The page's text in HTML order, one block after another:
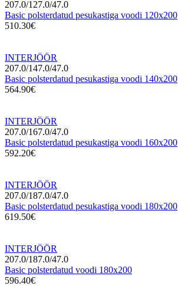
207.0/127.0/47.0
Basic polsterdatud pesukastiga voodi 120x200
510.30€
INTERJÖÖR
207.0/147.0/47.0
Basic polsterdatud pesukastiga voodi 140x200
564.90€
INTERJÖÖR
207.0/167.0/47.0
Basic polsterdatud pesukastiga voodi 160x200
592.20€
INTERJÖÖR
207.0/187.0/47.0
Basic polsterdatud pesukastiga voodi 180x200
619.50€
INTERJÖÖR
207.0/187.0/47.0
Basic polsterdatud voodi 180x200
596.40€